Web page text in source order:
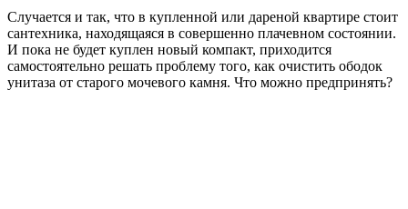
Случается и так, что в купленной или дареной квартире стоит
сантехника, находящаяся в совершенно плачевном состоянии.
И пока не будет куплен новый компакт, приходится
самостоятельно решать проблему того, как очистить ободок
унитаза от старого мочевого камня. Что можно предпринять?